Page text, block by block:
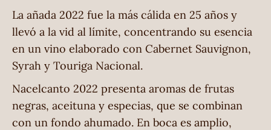
La añada 2022 fue la más cálida en 25 años y
llevó a la vid al límite, concentrando su esencia
en un vino elaborado con Cabernet Sauvignon,
Syrah y Touriga Nacional.
Nacelcanto 2022 presenta aromas de frutas
negras, aceituna y especias, que se combinan
con un fondo ahumado. En boca es amplio,